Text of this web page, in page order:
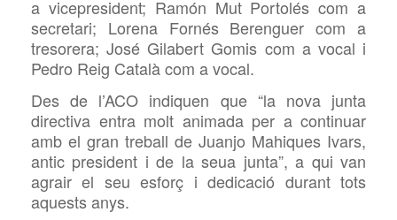
a vicepresident; Ramón Mut Portolés com a
secretari; Lorena Fornés Berenguer com a
tresorera; José GilabertGomis com a vocal i
Pedro Reig Catalàcom a vocal.
Des de l’ACO indiquen que “la nova junta
directiva entra molt animada per a continuar
amb el gran treball de Juanjo Mahiques Ivars,
antic president i de la seua junta”, a qui van
agrair el seu esforç i dedicació durant tots
aquests anys.